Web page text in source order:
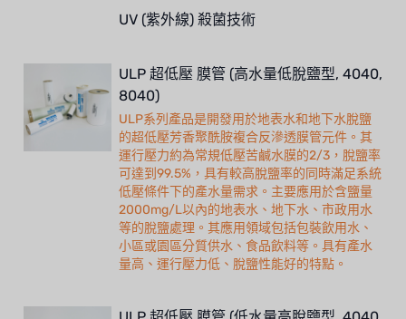
UV (紫外線) 殺菌技術
ULP 超低壓 膜管 (高水量低脫鹽型, 4040,
8040)
ULP系列產品是開發用於地表水和地下水脫鹽
的超低壓芳香聚酰胺複合反滲透膜管元件。其
運行壓力約為常規低壓苦鹹水膜的2/3，脫鹽率
可達到99.5%，具有較高脫鹽率的同時滿足系統
低壓條件下的產水量需求。主要應用於含鹽量
2000mg/L以內的地表水、地下水、市政用水
等的脫鹽處理。其應用領域包括包裝飲用水、
小區或園區分質供水、食品飲料等。具有產水
量高、運行壓力低、脫鹽性能好的特點。